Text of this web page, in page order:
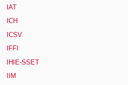
IAT
ICH
ICSV
IFFI
IHIE-SSET
IIM